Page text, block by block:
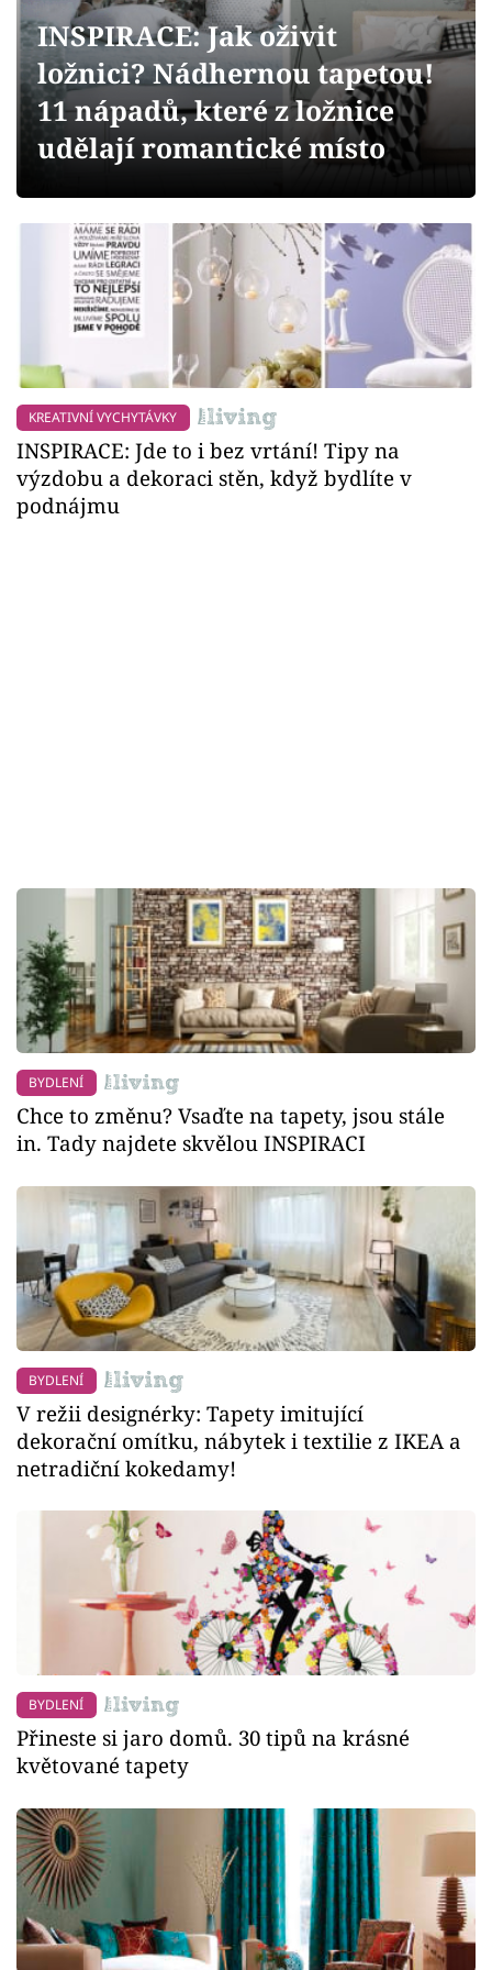
Přihlášení
Sledujte nás
INSPIRACE: Jak oživit
ložnici? Nádhernou tapetou!
11 nápadů, které z ložnice
udělají romantické místo
KREATIVNÍ VYCHYTÁVKY
INSPIRACE: Jde to i bez vrtání! Tipy na
výzdobu a dekoraci stěn, když bydlíte v
podnájmu
BYDLENÍ
Chce to změnu? Vsaďte na tapety, jsou stále
in. Tady najdete skvělou INSPIRACI
BYDLENÍ
V režii designérky: Tapety imitující
dekorační omítku, nábytek i textilie z IKEA a
netradiční kokedamy!
BYDLENÍ
Přineste si jaro domů. 30 tipů na krásné
květované tapety